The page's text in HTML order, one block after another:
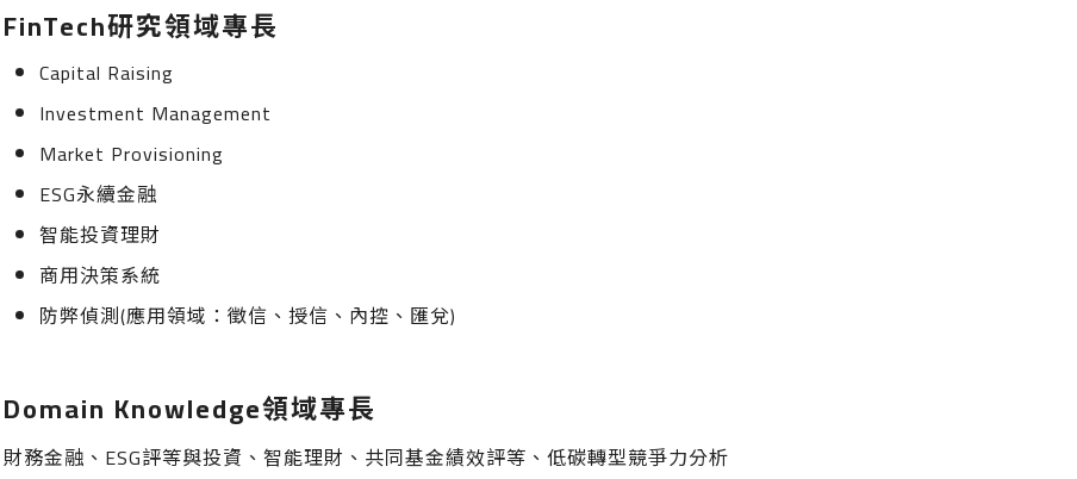
FinTech研究領域專長
Capital Raising
Investment Management
Market Provisioning
ESG永續金融
智能投資理財
商用決策系統
防弊偵測(應用領域：徵信、授信、內控、匯兌)
Domain Knowledge領域專長
財務金融、ESG評等與投資、智能理財、共同基金績效評等、低碳轉型競爭力分析